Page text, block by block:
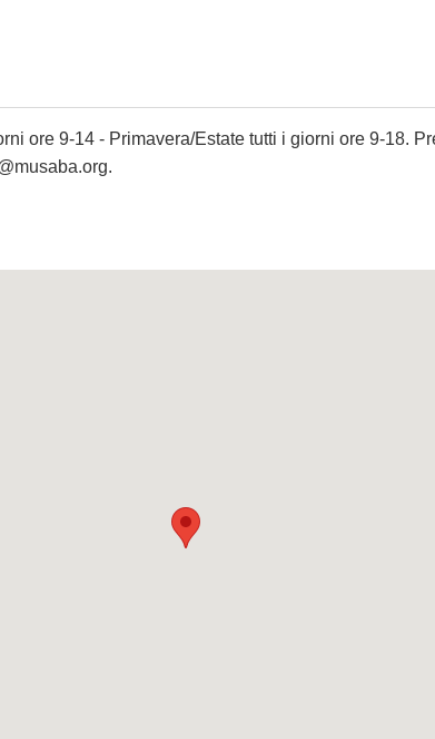
ore 9-14 - Primavera/Estate tutti i giorni ore 9-18.
.